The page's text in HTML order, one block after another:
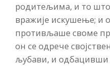
родитељима, и то
вражије искушење; и
противљаше своме
он се одрече
љубави, и одбацивши